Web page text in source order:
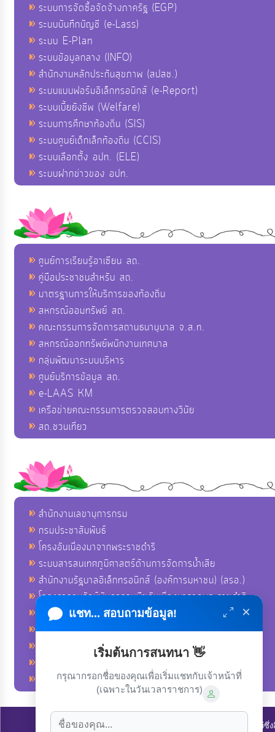
ระบบการจัดซื้อจัดจ้างภาครัฐ (EGP)
ระบบบันทึกบัญชี (e-Lass)
ระบบ E-Plan
ระบบข้อมูลกลาง (INFO)
สำนักงานหลักประกันสุขภาพ (สปสช.)
ระบบแบบฟอร์มอิเล็กทรอนิกส์ (e-Report)
ระบบเบี้ยยังชีพ (Welfare)
ระบบการศึกษาท้องถิ่น (SIS)
ระบบศูนย์เด็กเล็กท้องถิ่น (CCIS)
ระบบเลือกตั้ง อปท. (ELE)
ระบบฝากข่าวของ อปท.
ศูนย์การเรียนรู้อาเซียน สถ.
คู่มือประชาชนสำหรับ สถ.
มาตรฐานการให้บริการของท้องถิ่น
สหกรณ์ออมทรัพย์ สถ.
คณะกรรมการจัดการสถานธนานุบาล จ.ส.ท.
สหกรณ์ออกทรัพย์พนักงานเทศบาล
กลุ่มพัฒนาระบบบริหาร
ศูนย์บริการข้อมูล สถ.
e-LAAS KM
เครือข่ายคณะกรรมการตรวจสอบทางวินัย
สถ.ชวนเที่ยว
สำนักงานเลขานุการกรม
กรมประชาสัมพันธ์
โครงอันเนื่องมาจากพระราชดำริ
ระบบสารสนเทศภูมิศาสตร์ด้านการจัดการน้ำเสีย
สำนักงานรัฐบาลอิเล็กทรอนิกส์ (องค์การมหาชน) (สรอ.)
โครงการอนุรักษ์พันธุกรรมพืชอันเนื่องมาจากพระราชดำริ
คลังข่าวมหาไทย
คู่มือตาม พ.ร.บ.อำนวยความสดวกฯ
ฐานข้อมูลหน่วยงานภาครัฐ (INFO)
ศูนย์อำนวยการบริหารจังหวัดชายแดนภาคใต้ ศอ.บต.
ลิขสิทธิ์ © 2022-2023 องค์การบริหารส่วนตำบลนาโพธิ์. ขอสงวนไว้
แชท... สอบถามข้อมูล! ×
เริ่มต้นการสนทนา 👋
กรุณากรอกชื่อของคุณเพื่อเริ่มแชทกับเจ้าหน้าที่
(เฉพาะในวันเวลาราชการ)